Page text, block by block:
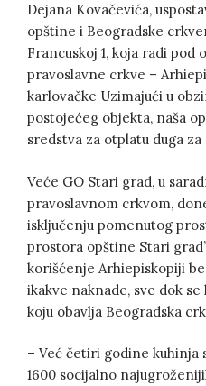
Dejana Kovačevića,
opštine i Beogradske
Francuskoj 1, koja radi pod
pravoslavne crkve –
karlovačke Uzimajući u
postojećeg objekta, naša
sredstva za otplatu duga za
Veće GO Stari grad, u
pravoslavnom crkvom,
isključenju pomenutog
prostora opštine Stari
korišćenje Arhiepiskopiji
ikakve naknade, sve dok
koju obavlja Beogradska
– Već četiri godine
1600 socijalno